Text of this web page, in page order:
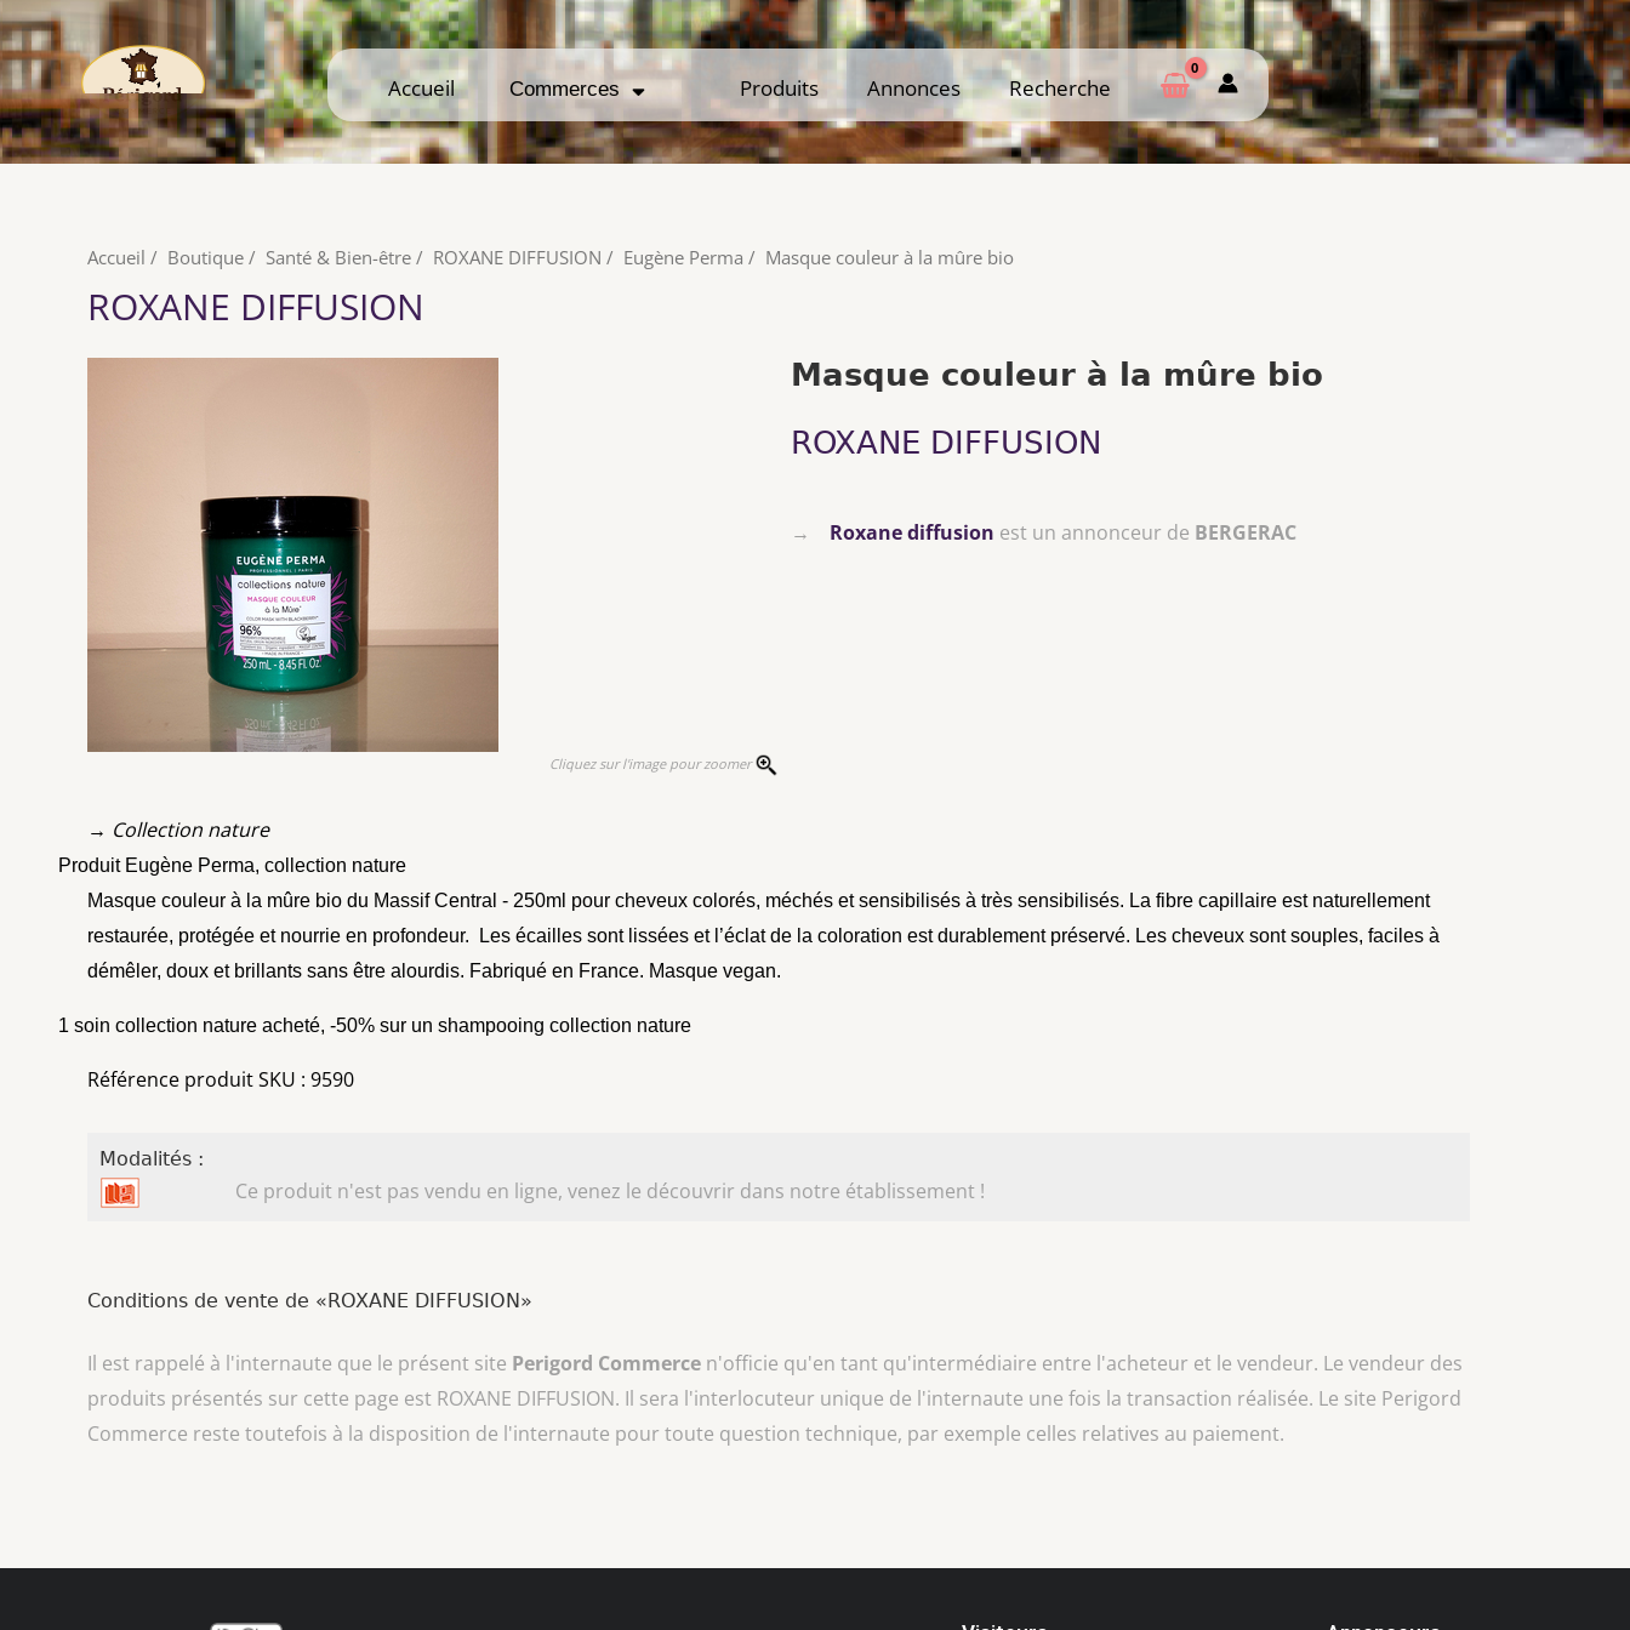
Accueil Commerces Produits Annonces Recherche
Accueil Commerces Produits Annonces Recherche
Accueil / Boutique / Santé & Bien-être / ROXANE DIFFUSION / Eugène Perma / Masque couleur à la mûre bio
ROXANE DIFFUSION
Cliquez sur l'image pour zoomer
Masque couleur à la mûre bio
ROXANE DIFFUSION
→ Roxane diffusion est un annonceur de BERGERAC
→ Collection nature
Produit Eugène Perma, collection nature
Masque couleur à la mûre bio du Massif Central - 250ml pour cheveux colorés, méchés et sensibilisés à très sensibilisés. La fibre capillaire est naturellement
restaurée, protégée et nourrie en profondeur. Les écailles sont lissées et l’éclat de la coloration est durablement préservé. Les cheveux sont souples, faciles à
démêler, doux etbrillants sans être alourdis. Fabriqué en France. Masque vegan.
1 soin collection nature acheté, -50% sur un shampooing collection nature
Référence produit SKU : 9590
Modalités :
Ce produit n'est pas vendu en ligne, venez le découvrir dans notre établissement !
Conditions de vente de «ROXANE DIFFUSION»
Il est rappelé à l'internaute que le présent site Perigord Commerce n'officie qu'en tant qu'intermédiaire entre l'acheteur et le vendeur. Le vendeur des
produits présentés sur cette page est ROXANE DIFFUSION. Il sera l'interlocuteur unique de l'internaute une fois la transaction réalisée. Le site Perigord
Commerce reste toutefois à la disposition de l'internaute pour toute question technique, par exemple celles relatives au paiement.